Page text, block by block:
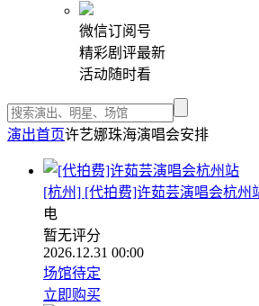
微信订阅号
精彩剧评最新
活动随时看
演出首页许艺娜珠海演唱会安排
[杭州] [代拍费]许茹芸演唱会杭州
电
暂无评分
2026.12.31 00:00
场馆待定
立即购买